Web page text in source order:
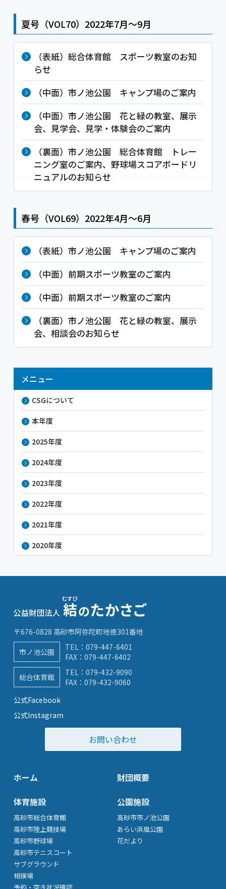
夏号（VOL70）2022年7月～9月
（表紙）総合体育館 スポーツ教室のお知
らせ
（中面）市ノ池公園 キャンプ場のご案内
（中面）市ノ池公園 花と緑の教室、展示
会、見学会、見学・体験会のご案内
（裏面）市ノ池公園 総合体育館 トレー
ニング室のご案内、野球場スコアボードリ
ニュアルのお知らせ
春号（VOL69）2022年4月～6月
（表紙）市ノ池公園 キャンプ場のご案内
（中面）前期スポーツ教室のご案内
（中面）前期スポーツ教室のご案内
（裏面）市ノ池公園 花と緑の教室、展示
会、相談会のお知らせ
メニュー
CSGについて
本年度
2025年度
2024年度
2023年度
2022年度
2021年度
2020年度
〒676-0828 高砂市阿弥陀町地徳301番地
市ノ池公園
TEL： 079-447-6401
FAX：079-447-6402
総合体育館
TEL： 079-432-9090
FAX：079-432-9060
公式Facebook
公式Instagram
お問い合わせ
ホーム
財団概要
体育施設
高砂市総合体育館
高砂市陸上競技場
高砂市野球場
高砂市テニスコート
サブグラウンド
相撲場
公園施設
高砂市市ノ池公園
あらい浜風公園
花だより